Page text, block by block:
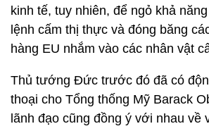
kinh tế, tuy nhiên, để ngỏ khả
lệnh cấm thị thực và đóng băng
hàng EU nhắm vào các nhân vật
Thủ tướng Đức trước đó đã có
thoại cho Tổng thống Mỹ Barack
lãnh đạo cũng đồng ý với nhau về